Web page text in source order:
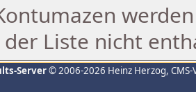
Liste nicht
Server© 2006-2026 Heinz Herzog,